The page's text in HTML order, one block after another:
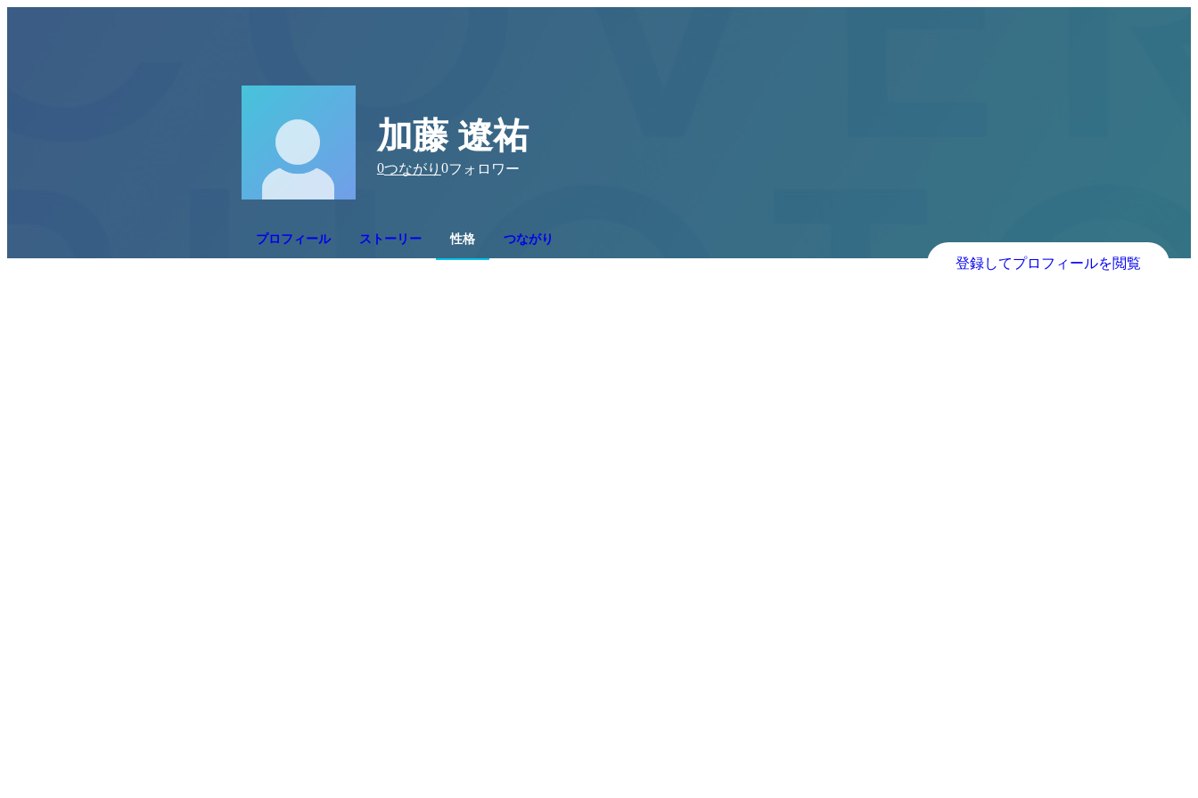
加藤 遼祐
0つながり 0フォロワー
プロフィール ストーリー 性格 つながり
登録してプロフィールを閲覧